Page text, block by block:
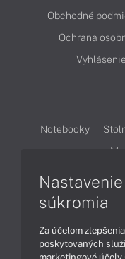
Obchodné
Ochrana
Notebooky
súkromia
Za účelom
poskytovaných